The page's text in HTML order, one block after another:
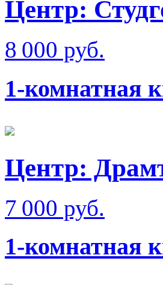
Центр:
8 000 руб.
1-комнатная
Центр:
7 000 руб.
1-комнатная